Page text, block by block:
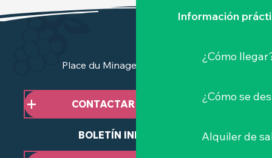
Información
¿Cómo
¿Cómo se
Alquiler de
Place du Minage - 44190 Clisson
CONTACTAR CON NOSOTROS
BOLETÍN INFORMATIVO